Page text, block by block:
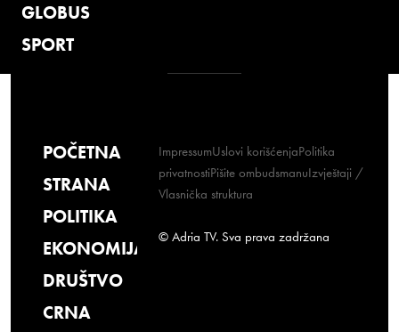
GLOBUS
SPORT
POČETNA
STRANA
POLITIKA
EKONOMIJA
DRUŠTVO
CRNA
ImpressumUslovi korišćenjaPolitika
privatnostiPišite ombudsmanuIzvještaji /
Vlasnička struktura
© Adria TV. Sva prava zadržana